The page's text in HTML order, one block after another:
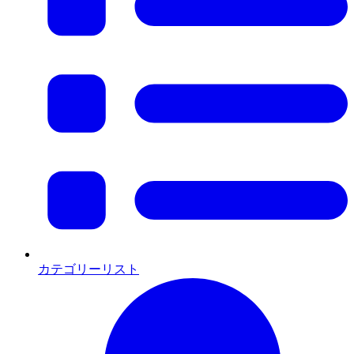
カテゴリーリスト